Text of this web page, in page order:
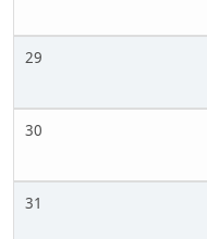
29
30
31